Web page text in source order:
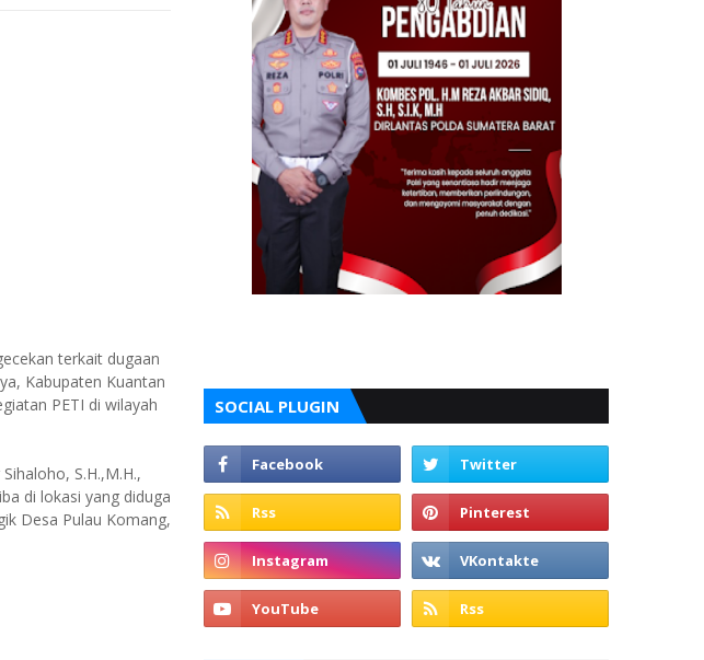
terkait dugaan
Kabupaten Kuantan
PETI di wilayah
S.H.,M.H.,
di lokasi yang diduga
Desa Pulau Komang,
SOCIAL PLUGIN